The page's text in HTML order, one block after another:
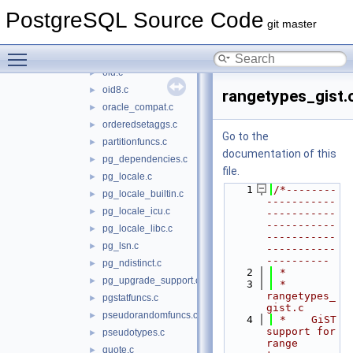
PostgreSQL Source Code git master
► network_spgist.c
► oid.c
► oid8.c
► oracle_compat.c
► orderedsetaggs.c
► partitionfuncs.c
► pg_dependencies.c
► pg_locale.c
► pg_locale_builtin.c
► pg_locale_icu.c
► pg_locale_libc.c
► pg_lsn.c
► pg_ndistinct.c
► pg_upgrade_support.c
► pgstatfuncs.c
► pseudorandomfuncs.c
► pseudotypes.c
► quote.c
Go to the
documentation of this
file.
    1
/*--------
-----------
-----------
-----------
-----------
-----------
----------
    2
*
    3
*
rangetypes_
gist.c
    4
*    GiST
support for
range